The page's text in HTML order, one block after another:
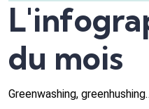
du mois
Greenwashing,